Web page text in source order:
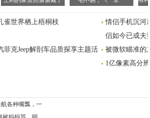
易烊千玺这么多东西！
连床头都有！惊喜吗？
素》，就是这么简单，
没了
手
雀世界栖上梧桐枝
情侣手机沉河
侣如今已成夫
克Jeep解剖车品质探享主题活
被微软瞄准的
1亿像素高分
各种嘴瓢，一